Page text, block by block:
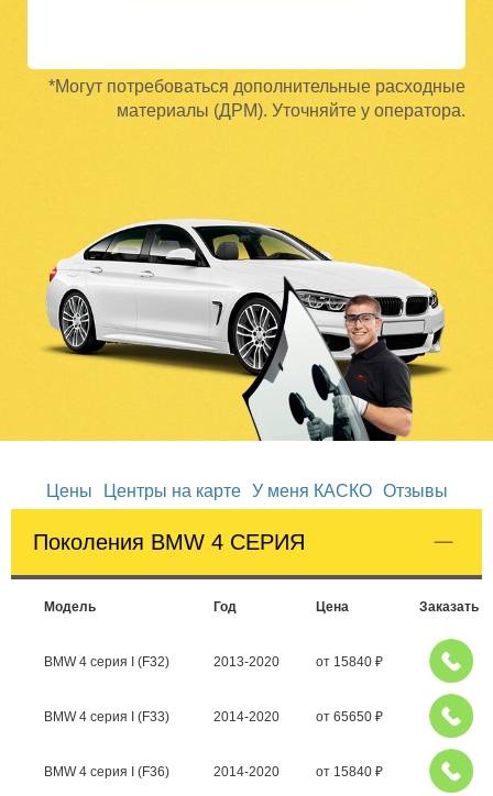
*Могут потребоваться дополнительные расходные
материалы (ДРМ). Уточняйте у оператора.
Цены Центры на карте У меня КАСКО Отзывы
Поколения BMW 4 СЕРИЯ
Модель Год Цена Заказать
BMW 4 серия I (F32) 2013-2020 от 15840 ₽
BMW 4 серия I (F33) 2014-2020 от 65650 ₽
BMW 4 серия I (F36) 2014-2020 от 15840 ₽